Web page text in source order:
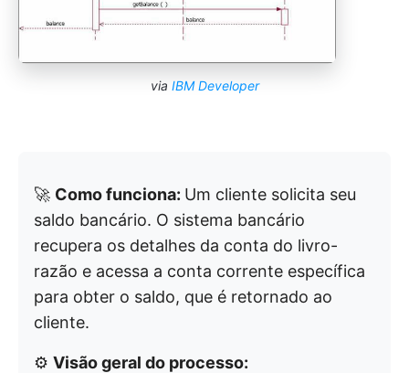
via IBM Developer
🚀 Como funciona: Um cliente solicita seu
saldo bancário. O sistema bancário
recupera os detalhes da conta do livro-
razão e acessa a conta corrente específica
para obter o saldo, que é retornado ao
cliente.
⚙️ Visão geral do processo: